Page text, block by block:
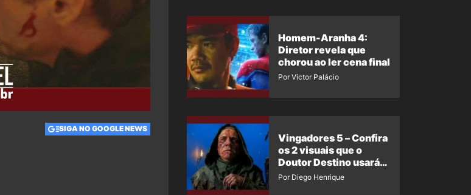
SIGA NO GOOGLE NEWS
Homem-Aranha 4:
Diretor revela que
chorou ao ler cena final
Por Victor Palácio
Vingadores 5 – Confira
os 2 visuais que o
Doutor Destino usará
no filme
Por Diego Henrique